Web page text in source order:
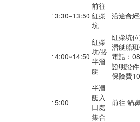
13:30~13:50
前往
紅柴
坑
沿途會
14:00~14:50
紅柴
坑/搭
半潛
艇
紅柴坑
潛艇船
電話：
證明證
保險費
15:00
半潛
艇入
口處
集合
前往 貓